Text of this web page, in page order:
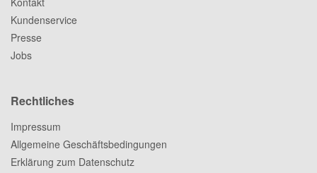
Kundenservice
Presse
Jobs
Rechtliches
Impressum
Allgemeine Geschäftsbedingungen
Erklärung zum Datenschutz